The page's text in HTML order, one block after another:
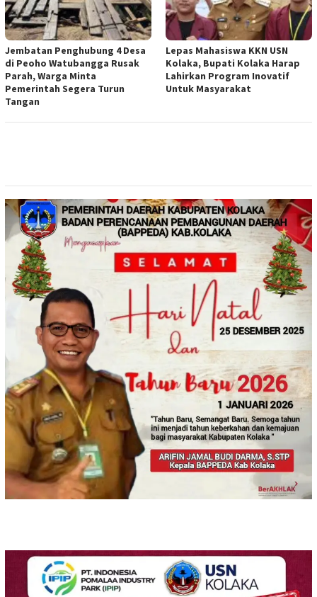
Jembatan Penghubung 4 Desa
di Peoho Watubangga Rusak
Parah, Warga Minta
Pemerintah Segera Turun
Tangan
Lepas Mahasiswa KKN USN
Kolaka, Bupati Kolaka Harap
Lahirkan Program Inovatif
Untuk Masyarakat